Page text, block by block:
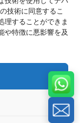
技術に同意するこ
理することができま
や特徴に悪影響を及
禁じます。